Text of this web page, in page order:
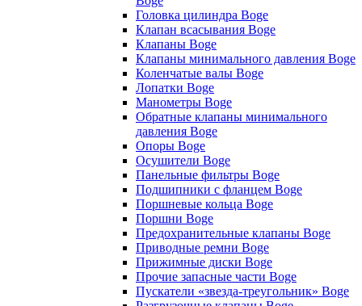
Головка цилиндра Boge
Клапан всасывания Boge
Клапаны Boge
Клапаны минимального давления Boge
Коленчатые валы Boge
Лопатки Boge
Манометры Boge
Обратные клапаны минимального
давления Boge
Опоры Boge
Осушители Boge
Панельные фильтры Boge
Подшипники с фланцем Boge
Поршневые кольца Boge
Поршни Boge
Предохранительные клапаны Boge
Приводные ремни Boge
Прижимные диски Boge
Прочие запасные части Boge
Пускатели «звезда-треугольник» Boge